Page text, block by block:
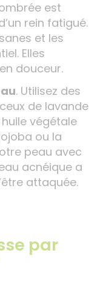
est
rein fatigué.
et les
Elles
douceur.
. Utilisez des
de lavande
végétale
ou la
peau avec
acnéique a
attaquée.
par